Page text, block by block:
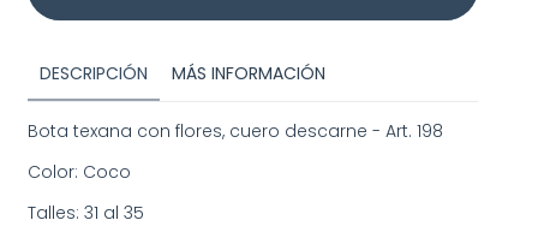
DESCRIPCIÓN MÁS INFORMACIÓN
Bota texana con flores, cuero descarne - Art. 198
Color: Coco
Talles: 31 al 35